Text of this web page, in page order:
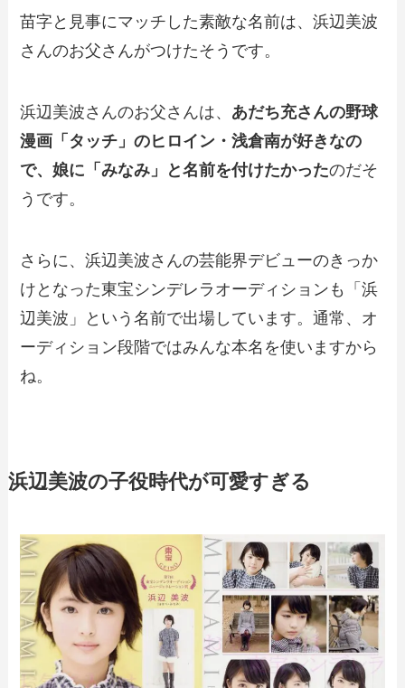
苗字と見事にマッチした素敵な名前は、浜辺美波
さんのお父さんがつけたそうです。
浜辺美波さんのお父さんは、 あだち充さんの野球
漫画「タッチ」のヒロイン・浅倉南が好きなの
で、娘に「みなみ」と名前を付けたかったのだそ
うです。
さらに、浜辺美波さんの芸能界デビューのきっか
けとなった東宝シンデレラオーディションも「浜
辺美波」という名前で出場しています。通常、オ
ーディション段階ではみんな本名を使いますから
ね。
浜辺美波の子役時代が可愛すぎる